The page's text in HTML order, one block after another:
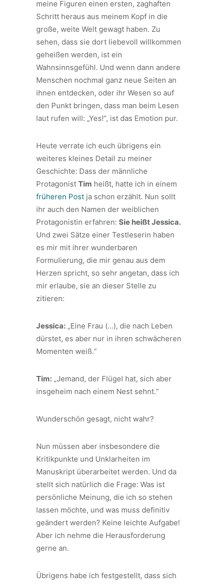
meine Figuren einen ersten, zaghaften
Schritt heraus aus meinem Kopf in die
große, weite Welt gewagt haben. Zu
sehen, dass sie dort liebevoll willkommen
geheißen werden, ist ein
Wahnsinnsgefühl. Und wenn dann andere
Menschen nochmal ganz neue Seiten an
ihnen entdecken, oder ihr Wesen so auf
den Punkt bringen, dass man beim Lesen
laut rufen will: „Yes!“, ist das Emotion pur.
Heute verrate ich euch übrigens ein
weiteres kleines Detail zu meiner
Geschichte: Dass der männliche
Protagonist Tim heißt, hatte ich in einem
früheren Post ja schon erzählt. Nun sollt
ihr auch den Namen der weiblichen
Protagonistin erfahren: Sie heißt Jessica.
Und zwei Sätze einer Testleserin haben
es mir mit ihrer wunderbaren
Formulierung, die mir genau aus dem
Herzen spricht, so sehr angetan, dass ich
mir erlaube, sie an dieser Stelle zu
zitieren:
Jessica: „Eine Frau (…), die nach Leben
dürstet, es aber nur in ihren schwächeren
Momenten weiß.“
Tim: „Jemand, der Flügel hat, sich aber
insgeheim nach einem Nest sehnt.“
Wunderschön gesagt, nicht wahr?
Nun müssen aber insbesondere die
Kritikpunkte und Unklarheiten im
Manuskript überarbeitet werden. Und da
stellt sich natürlich die Frage: Was ist
persönliche Meinung, die ich so stehen
lassen möchte, und was muss definitiv
geändert werden? Keine leichte Aufgabe!
Aber ich nehme die Herausforderung
gerne an.
Übrigens habe ich festgestellt, dass sich